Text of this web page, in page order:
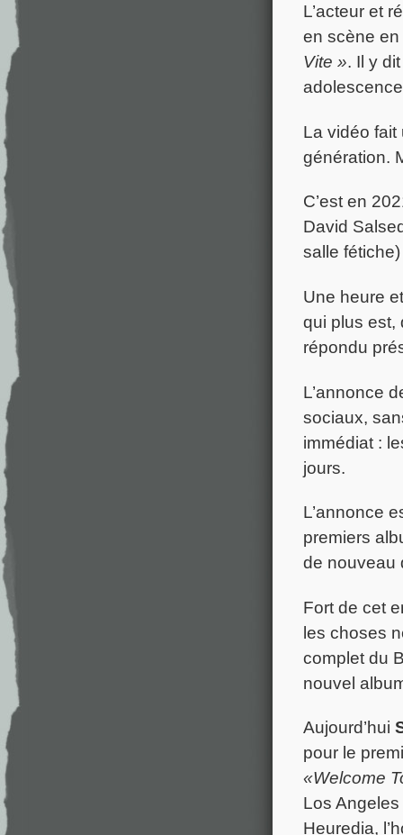
L’acteur et
en scène
Vite ». Il y
La vidéo
génération.
C’est en
David
salle
Une heure
qui plus est,
répondu
L’annonce
sociaux,
immédiat :
jours.
L’annonce
premiers
de nouveau
Fort de cet
les choses
complet du
nouvel
Aujourd’hui
pour le
«Welcome
Los
Heuredia,